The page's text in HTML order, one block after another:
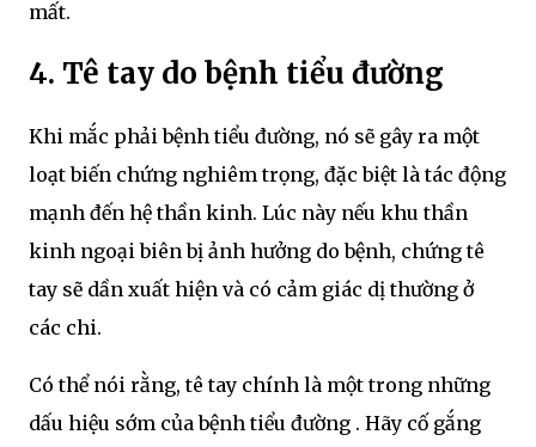
mất.
4. Tê tay do bệnh tiểu đường
Khi mắc phải bệnh tiểu đường, nó sẽ gây ra một
loạt biến chứng nghiêm trọng, đặc biệt là tác động
mạnh đến hệ thần kinh. Lúc này nếu khu thần
kinh ngoại biên bị ảnh hưởng do bệnh, chứng tê
tay sẽ dần xuất hiện và có cảm giác dị thường ở
các chi.
Có thể nói rằng, tê tay chính là một trong những
dấu hiệu sớm của bệnh tiểu đường . Hãy cố gắng